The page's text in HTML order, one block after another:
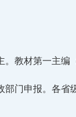
。教材第一主编
部门申报。各